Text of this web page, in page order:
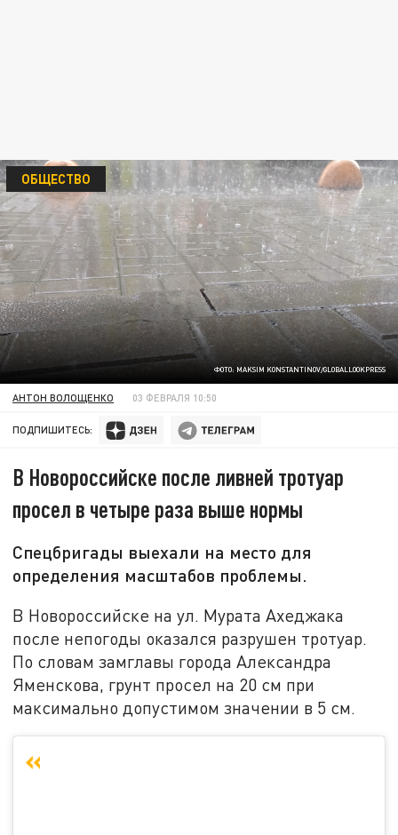
ФОТО: MAKSIM KONSTANTINOV/GLOBALLOOKPRESS
ОБЩЕСТВО
АНТОН ВОЛОЩЕНКО 03 ФЕВРАЛЯ 10:50
ПОДПИШИТЕСЬ:
В Новороссийске после ливней тротуар
просел в четыре раза выше нормы
Спецбригады выехали на место для
определения масштабов проблемы.
В Новороссийске на ул. Мурата Ахеджака
после непогоды оказался разрушен тротуар.
По словам замглавы города Александра
Яменскова, грунт просел на 20 см при
максимально допустимом значении в 5 см.